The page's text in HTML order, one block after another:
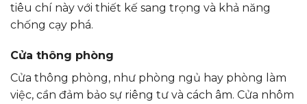
tiêu chí này với thiết kế sang trọng và khả năng
chống cạy phá.
Cửa thông phòng
Cửa thông phòng, như phòng ngủ hay phòng làm
việc, cần đảm bảo sự riêng tư và cách âm. Cửa nhôm